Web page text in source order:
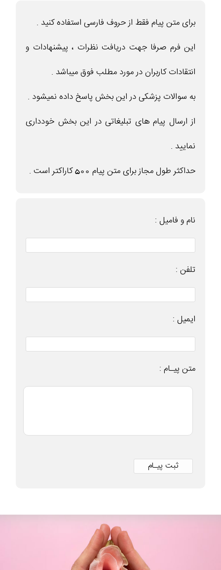
برای متن پیام فقط از حروف فارسی استفاده کنید .
این فرم صرفا جهت دریافت نظرات ، پیشنهادات و
انتقادات کاربران در مورد مطلب فوق میباشد .
به سوالات پزشکی در این بخش پاسخ داده نمیشود .
از ارسال پیام های تبلیغاتی در این بخش خودداری
نمایید .
حداکثر طول مجاز برای متن پیام 500 کاراکتر است .
نام و فامیل :
تلفن :
ایمیل :
متن پیـام :